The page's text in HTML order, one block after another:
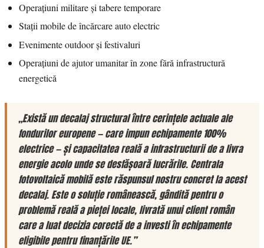
Operațiuni militare și tabere temporare
Stații mobile de încărcare auto electric
Evenimente outdoor și festivaluri
Operațiuni de ajutor umanitar în zone fără infrastructură
energetică
„Există un decalaj structural între cerințele actuale ale
fondurilor europene — care impun echipamente 100%
electrice — și capacitatea reală a infrastructurii de a livra
energie acolo unde se desfășoară lucrările. Centrala
fotovoltaică mobilă este răspunsul nostru concret la acest
decalaj. Este o soluție românească, gândită pentru o
problemă reală a pieței locale, livrată unui client român
care a luat decizia corectă de a investi în echipamente
eligibile pentru finanțările UE.”